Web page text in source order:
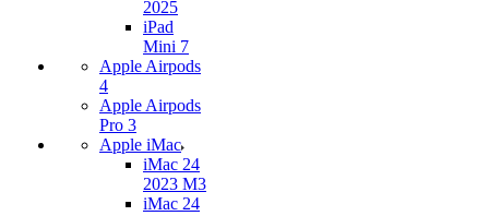
2025
iPad
Mini 7
Apple Airpods
4
Apple Airpods
Pro 3
Apple iMac
iMac 24
2023 M3
iMac 24